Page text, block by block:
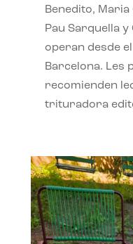
Benedito, Maria
Pau Sarquella
operan desde
Barcelona. Les
recomienden
trituradora